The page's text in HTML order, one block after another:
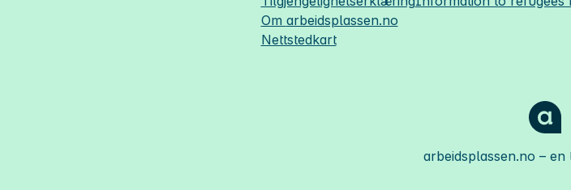
Om arbeidsplassen.no
Nettstedkart
arbeidsplassen.no – en